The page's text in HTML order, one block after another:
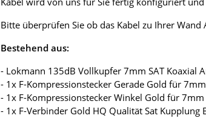
Bitte überprüfen Sie ob das Kabel zu Ihrer
Bestehend aus:
- Lokmann 135dB Vollkupfer 7mm SAT Koaxial
- 1x F-Kompressionstecker Gerade Gold für
- 1x F-Kompressionstecker Winkel Gold für
- 1x F-Verbinder Gold HQ Qualität Sat Kupplung